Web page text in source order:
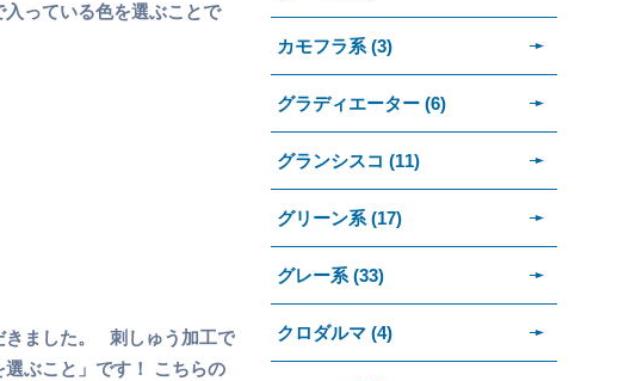
っている色を選ぶことで
きました。 刺しゅう加工で
ぶこと」です！ こちらの
カモフラ系 (3)
グラディエーター (6)
グランシスコ (11)
グリーン系 (17)
グレー系 (33)
クロダルマ (4)